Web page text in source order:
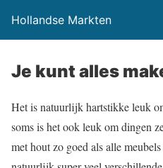
Hollandse Markten
Je kunt alles
Het is natuurlijk hartstikke leuk
soms is het ook leuk om dingen
met hout zo goed als alle